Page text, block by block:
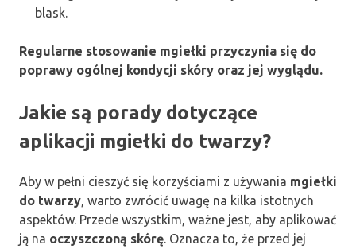
blask.
Regularne stosowanie mgiełki przyczynia się do
poprawy ogólnej kondycji skóry oraz jej wyglądu.
Jakie są porady dotyczące
aplikacji mgiełki do twarzy?
Aby w pełni cieszyć się korzyściami z używania mgiełki
do twarzy, warto zwrócić uwagę na kilka istotnych
aspektów. Przede wszystkim, ważne jest, aby aplikować
ją na oczyszczoną skórę. Oznacza to, że przed jej